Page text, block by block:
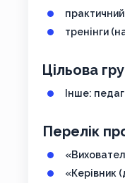
тренінги
Цільова
Інше:
Перелік
«Керівник